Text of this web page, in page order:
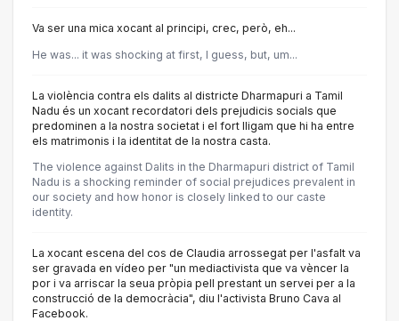
Va ser una mica xocant al principi, crec, però, eh...
He was... it was shocking at first, I guess, but, um...
La violència contra els dalits al districte Dharmapuri a Tamil
Nadu és un xocant recordatori dels prejudicis socials que
predominen a la nostra societat i el fort lligam que hi ha entre
els matrimonis i la identitat de la nostra casta.
The violence against Dalits in the Dharmapuri district of Tamil
Nadu is a shocking reminder of social prejudices prevalent in
our society and how honor is closely linked to our caste
identity.
La xocant escena del cos de Claudia arrossegat per l'asfalt va
ser gravada en vídeo per "un mediactivista que va vèncer la
por i va arriscar la seua pròpia pell prestant un servei per a la
construcció de la democràcia", diu l'activista Bruno Cava al
Facebook.